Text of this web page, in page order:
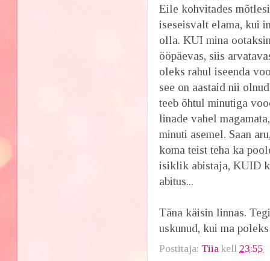
Eile kohvitades
iseseisvalt elama, kui
olla. KUI mina
ööpäevas, siis
oleks rahul iseenda
see on aastaid nii
teeb õhtul minutiga
linade vahel
minuti asemel. Saan
koma teist teha ka
isiklik abistaja, KUID
abitus...
Täna käisin linnas.
uskunud, kui ma
Postitaja: Tiia kell 23:55